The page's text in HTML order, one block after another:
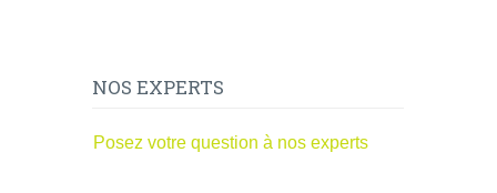
NOS EXPERTS
Posez votre question à nos experts